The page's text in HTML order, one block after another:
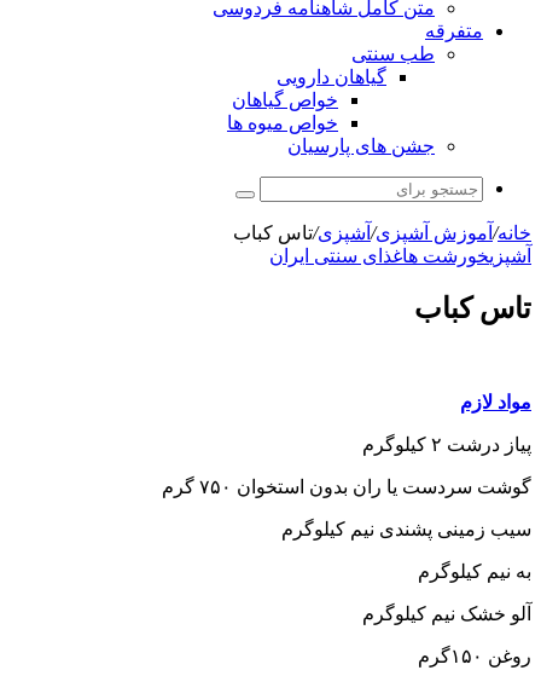
متن کامل شاهنامه فردوسی
متفرقه
طب سنتی
گیاهان دارویی
خواص گیاهان
خواص میوه ها
جشن های پارسیان
جستجو
خانه/ آموزش آشپزی/ آشپزی/تاس کباب
آشپزیخورشت هاغذای سنتی ایران
تاس کباب
مواد لازم
پیاز درشت ۲ کیلوگرم
گوشت سردست یا ران بدون استخوان ۷۵۰ گرم
سیب زمینی پشندی نیم کیلوگرم
به نیم کیلوگرم
آلو خشک نیم کیلوگرم
روغن ۱۵۰گرم